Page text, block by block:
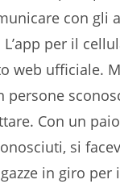
con gli
per il
web ufficiale.
persone
Con un
si
in giro per